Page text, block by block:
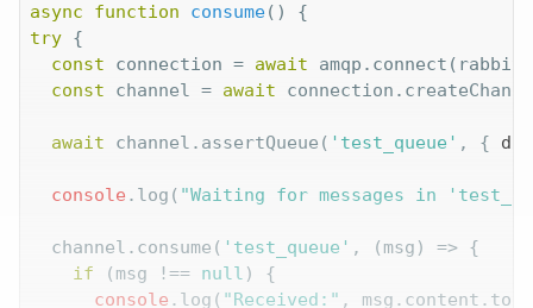
async function consume( )
try {
const connection = await
const channel = await
await channel.assertQueue( 'test_queue' , {
console .log( "Waiting for messages in
  channel.consume(
'test_queue' , ( msg ) => {
if (msg !== null ) {
console .log( "Received:" ,